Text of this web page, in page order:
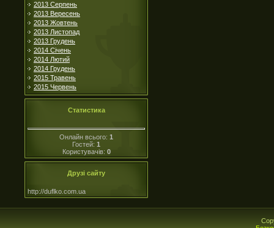
2013 Серпень
2013 Вересень
2013 Жовтень
2013 Листопад
2013 Грудень
2014 Січень
2014 Лютий
2014 Грудень
2015 Травень
2015 Червень
Статистика
Онлайн всього: 1
Гостей: 1
Користувачів: 0
Друзі сайту
http://duflko.com.ua